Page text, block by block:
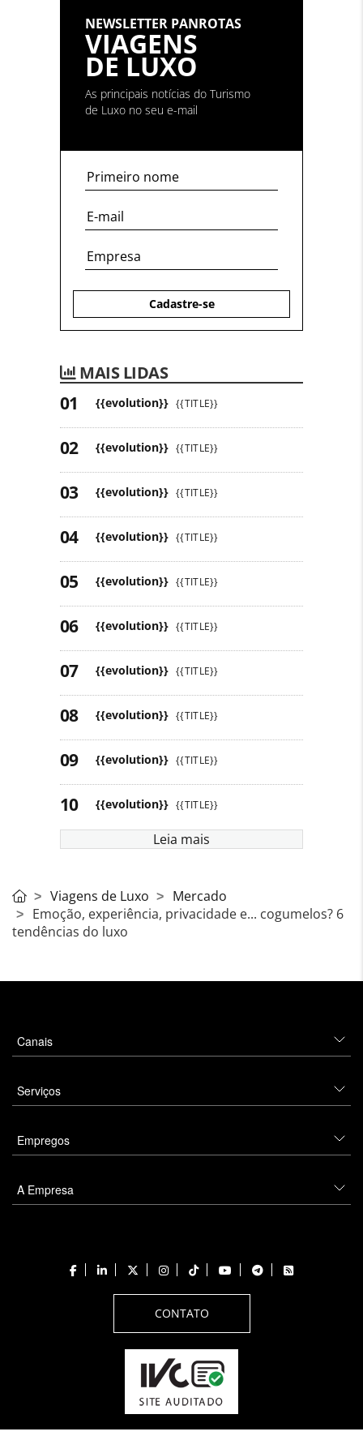
NEWSLETTER PANROTAS
VIAGENS
DE LUXO
As principais notícias do Turismo
de Luxo no seu e-mail
Cadastre-se
MAIS LIDAS
{{evolution}} {{TITLE}}
{{evolution}} {{TITLE}}
{{evolution}} {{TITLE}}
{{evolution}} {{TITLE}}
{{evolution}} {{TITLE}}
{{evolution}} {{TITLE}}
{{evolution}} {{TITLE}}
{{evolution}} {{TITLE}}
{{evolution}} {{TITLE}}
{{evolution}} {{TITLE}}
Leia mais
Viagens de Luxo
Mercado
Emoção, experiência, privacidade e... cogumelos? 6
tendências do luxo
Canais
Serviços
Empregos
A Empresa
CONTATO